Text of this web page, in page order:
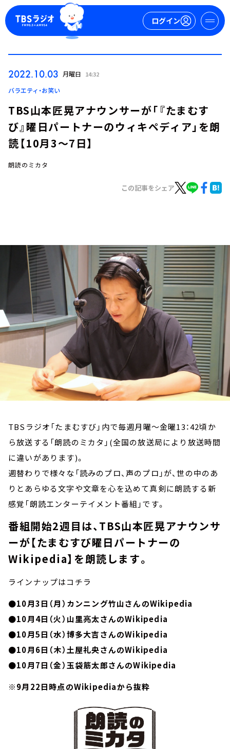
ログイン
ログイン
イベント・グッズ
YouTube
会社情報
2022.10.03 月曜日 14:32
バラエティ・お笑い
TBS山本匠晃アナウンサーが「『たまむす
び』曜日パートナーのウィキペディア」を朗
読【10月3～7日】
朗読のミカタ
この記事をシェア
TBSラジオ「たまむすび」内で毎週月曜～金曜13：42頃か
ら放送する「朗読のミカタ」(全国の放送局により放送時間
に違いがあります)。
週替わりで様々な「読みのプロ、声のプロ」が、世の中のあ
りとあらゆる文字や文章を心を込めて真剣に朗読する新
感覚「朗読エンターテイメント番組」です。
番組開始2週目は、TBS山本匠晃アナウンサ
ーが【たまむすび曜日パートナーの
Wikipedia】を朗読します。
ラインナップはコチラ
●10月3日（月）カンニング竹山さんのWikipedia
●10月4日（火）山里亮太さんのWikipedia
●10月5日（水）博多大吉さんのWikipedia
●10月6日（木）土屋礼央さんのWikipedia
●10月7日（金）玉袋筋太郎さんのWikipedia
※9月22日時点のWikipediaから抜粋